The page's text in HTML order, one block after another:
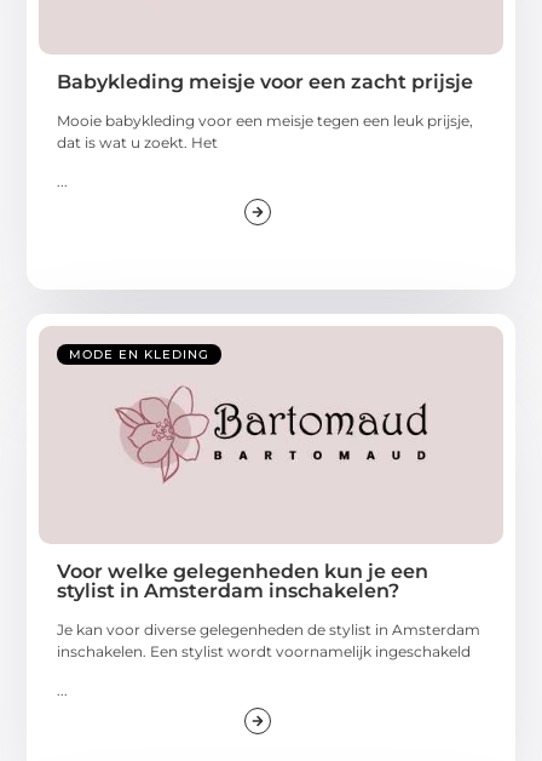
Babykleding meisje voor een zacht prijsje
Mooie babykleding voor een meisje tegen een leuk prijsje,
dat is wat u zoekt. Het
MODE EN KLEDING
Voor welke gelegenheden kun je een
stylist in Amsterdam inschakelen?
Je kan voor diverse gelegenheden de stylist in Amsterdam
inschakelen. Een stylist wordt voornamelijk ingeschakeld
...